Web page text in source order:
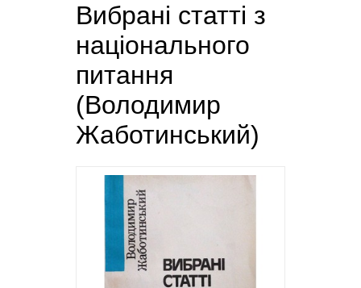
Вибрані статті з
національного
питання
(Володимир
Жаботинський)